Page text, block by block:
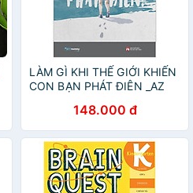
LÀM GÌ KHI THẾ GIỚI KHIẾN
CON BẠN PHÁT ĐIÊN _AZ
148.000 đ